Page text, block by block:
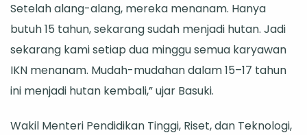
Setelah alang-alang, mereka menanam. Hanya
butuh 15 tahun, sekarang sudah menjadi hutan. Jadi
sekarang kami setiap dua minggu semua karyawan
IKN menanam. Mudah-mudahan dalam 15–17 tahun
ini menjadi hutan kembali,” ujar Basuki.
Wakil Menteri Pendidikan Tinggi, Riset, dan Teknologi,